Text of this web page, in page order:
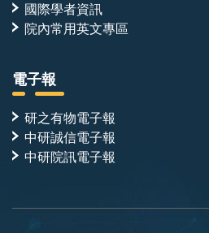
國際學者資訊
院內常用英文專區
電子報
研之有物電子報
中研誠信電子報
中研院訊電子報